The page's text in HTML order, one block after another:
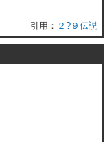
２?９伝説